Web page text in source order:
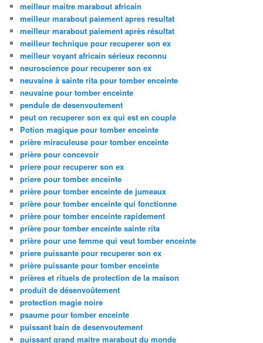
meilleur maitre marabout africain
meilleur marabout paiement apres resultat
meilleur marabout paiement après résultat
meilleur technique pour recuperer son ex
meilleur voyant africain sérieux reconnu
neuroscience pour recuperer son ex
neuvaine à sainte rita pour tomber enceinte
neuvaine pour tomber enceinte
pendule de desenvoutement
peut on recuperer son ex qui est en couple
Potion magique pour tomber enceinte
prière miraculeuse pour tomber enceinte
prière pour concevoir
priere pour recuperer son ex
priere pour tomber enceinte
prière pour tomber enceinte de jumeaux
prière pour tomber enceinte qui fonctionne
prière pour tomber enceinte rapidement
prière pour tomber enceinte sainte rita
prière pour une femme qui veut tomber enceinte
priere puissante pour recuperer son ex
prière puissante pour tomber enceinte
prières et rituels de protection de la maison
produit de désenvoûtement
protection magie noire
psaume pour tomber enceinte
puissant bain de desenvoutement
puissant grand maitre marabout du monde